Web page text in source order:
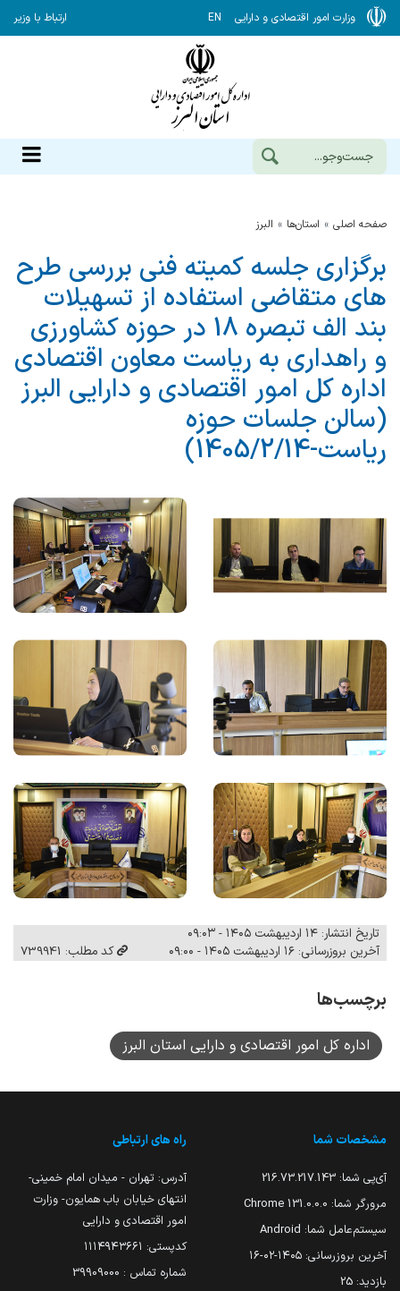
وزارت امور اقتصادی و دارایی EN ارتباط با وزیر
صفحه اصلی استان‌ها البرز
برگزاری جلسه کمیته فنی بررسی طرح
های متقاضی استفاده از تسهیلات
بند الف تبصره 18 در حوزه کشاورزی
و راهداری به ریاست معاون اقتصادی
اداره کل امور اقتصادی و دارایی البرز
(سالن جلسات حوزه
ریاست-1405/2/14)
تاریخ انتشار: ۱۴ اردیبهشت ۱۴۰۵ - ۰۹:۰۳
آخرین بروزرسانی: ۱۶ اردیبهشت ۱۴۰۵ - ۰۹:۰۰
کد مطلب: 739941
برچسب‌ها
اداره کل امور اقتصادی و دارایی استان البرز
مشخصات شما
آی‌پی شما: 216.73.217.143
مرورگر شما: 131.0.0.0 Chrome
سیستم‌عامل شما: Android
آخرین بروزرسانی: ۱۴۰۵-۰۲-۱۶
بازدید: 25
راه های ارتباطی
آدرس: تهران - میدان امام خمینی-
انتهای خیابان باب همایون- وزارت
امور اقتصادی و دارایی
کدپستی: ۱۱۱۴۹۴۳۶۶۱
شماره تماس : 39909000